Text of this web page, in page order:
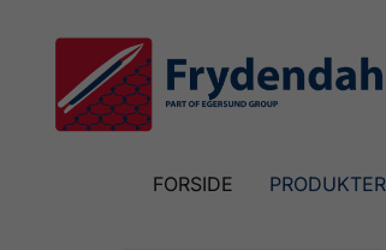
FORSIDE PRODUKTER